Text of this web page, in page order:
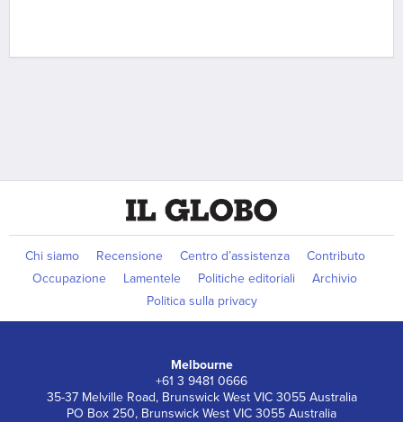
Chi siamo Recensione Centro d’assistenza
Contributo
Occupazione
Lamentele Politiche editoriali
Archivio
Politica sulla privacy
Melbourne
+61 3 9481 0666
35-37 Melville Road, Brunswick West VIC 3055 Australia
PO Box 250, Brunswick West VIC 3055 Australia